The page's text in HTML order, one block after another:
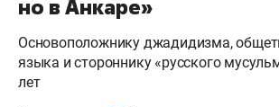
но в Анкаре»
Основоположнику джадидизма,
языка и стороннику «русского
лет